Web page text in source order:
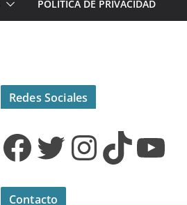
POLÍTICA DE PRIVACIDAD
Redes Sociales
Facebook Twitter InstagramTikTok YouTube
Contacto